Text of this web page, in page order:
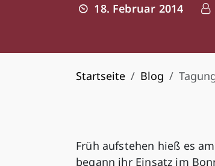
18. Februar 2014
Startseite Blog
Früh aufstehen hieß es
begann ihr Einsatz im